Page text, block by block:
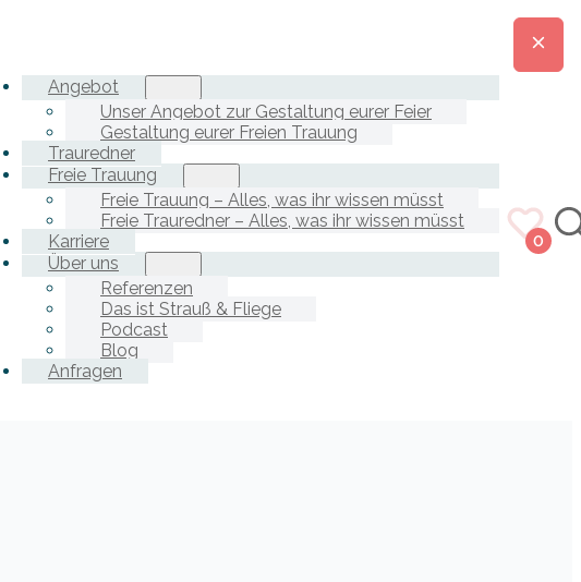
Angebot
Unser Angebot zur Gestaltung eurer Feier
Gestaltung eurer Freien Trauung
Trauredner
Freie Trauung
Freie Trauung – Alles, was ihr wissen müsst
Freie Trauredner – Alles, was ihr wissen müsst
Karriere
Über uns
Referenzen
Das ist Strauß & Fliege
Podcast
Blog
Anfragen
0